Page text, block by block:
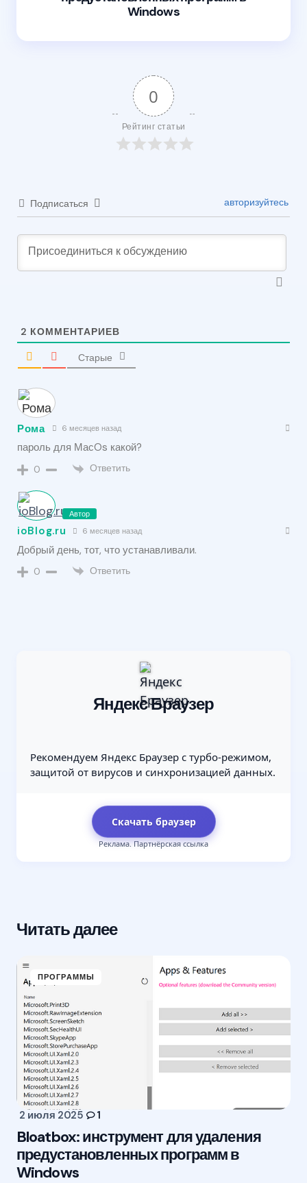
Windows
0
Рейтинг статьи
Подписаться авторизуйтесь
2 КОММЕНТАРИЕВ
Старые
Рома 6 месяцев назад
пароль для МасOs какой?
0 Ответить
Автор
ioBlog.ru 6 месяцев назад
Добрый день, тот, что устанавливали.
0 Ответить
Яндекс Браузер
Рекомендуем Яндекс Браузер с турбо-режимом,
защитой от вирусов и синхронизацией данных.
Скачать браузер
Реклама. Партнёрская ссылка
Читать далее
ПРОГРАММЫ
2 июля 2025 1
Bloatbox: инструмент для удаления
предустановленных программ в
Windows